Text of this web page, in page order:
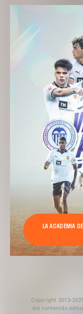
LA ACADEMIA
Copyright 2013-
del contenido